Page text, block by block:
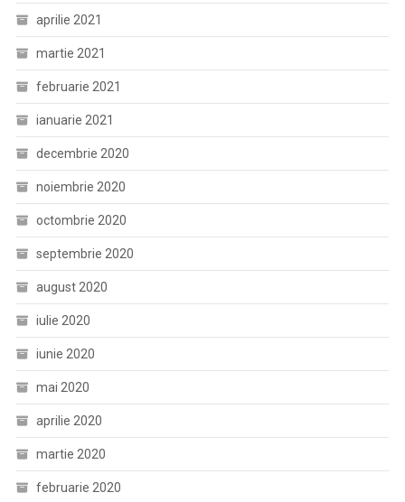
aprilie 2021
martie 2021
februarie 2021
ianuarie 2021
decembrie 2020
noiembrie 2020
octombrie 2020
septembrie 2020
august 2020
iulie 2020
iunie 2020
mai 2020
aprilie 2020
martie 2020
februarie 2020